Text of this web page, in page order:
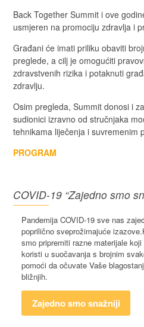
Back Together Summit i ove
usmjeren na promociju zdravlja i
Građani će imati priliku obaviti
preglede, a cilj je omogućiti
zdravstvenih rizika i potaknuti
zdravlju.
Osim pregleda, Summit donosi i
sudionici izravno od stručnjaka
tehnikama liječenja i suvremenim
PROGRAM
COVID-19 “Zajedno smo
Pandemija COVID-19 sve nas
poprilično sveprožimajuće
smo pripremiti razne materijale
koristi u suočavanja s brojnim
pomoći da očuvate Vaše
bližnjih.
Zajedno smo snažniji